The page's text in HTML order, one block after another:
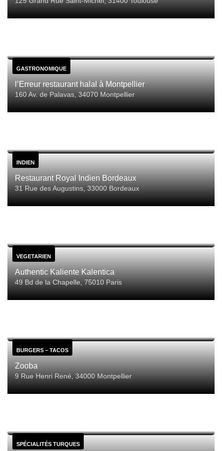
GASTRONOMIQUE
l’Erreur restaurant halal à Montpellier
160 Av. de Palavas, 34070 Montpellier
INDIEN
Restaurant Royal Indien Bordeaux
31 Rue des Augustins, 33000 Bordeaux
VEGETARIEN
Authentic Kaliente Kalentica
49 Bd de la Chapelle, 75010 Paris
BURGERS – TACOS
Zooba
9 Rue Henri René, 34000 Montpellier
SPÉCIALITÉS TURQUES